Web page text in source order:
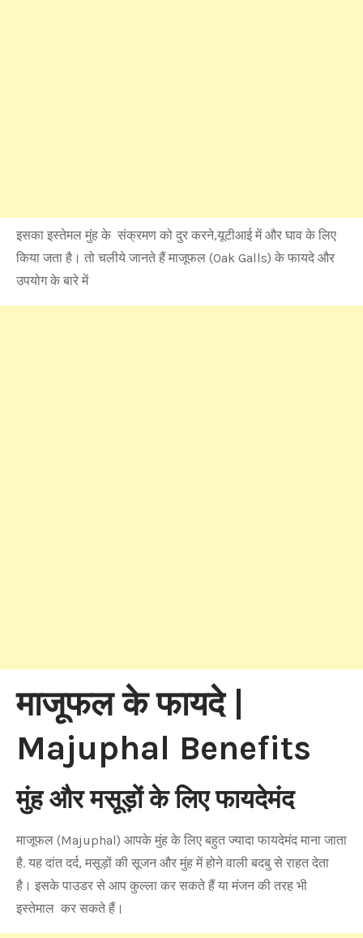
इसका इस्तेमल मुंह के संक्रमण को दुर करने,यूटीआई में और घाव के लिए
किया जता है। तो चलीये जानते हैं माजूफल (Oak Galls) के फायदे और
उपयोग के बारे में
माजूफल के फायदे |
Majuphal Benefits
मुंह और मसूड़ों के लिए फायदेमंद
माजूफल (Majuphal) आपके मुंह के लिए बहुत ज्यादा फायदेमंद माना जाता
है. यह दांत दर्द, मसूड़ों की सूजन और मुंह में होने वाली बदबु से राहत देता
है। इसके पाउडर से आप कुल्ला कर सकते हैं या मंजन की तरह भी
इस्तेमाल कर सकते हैं।